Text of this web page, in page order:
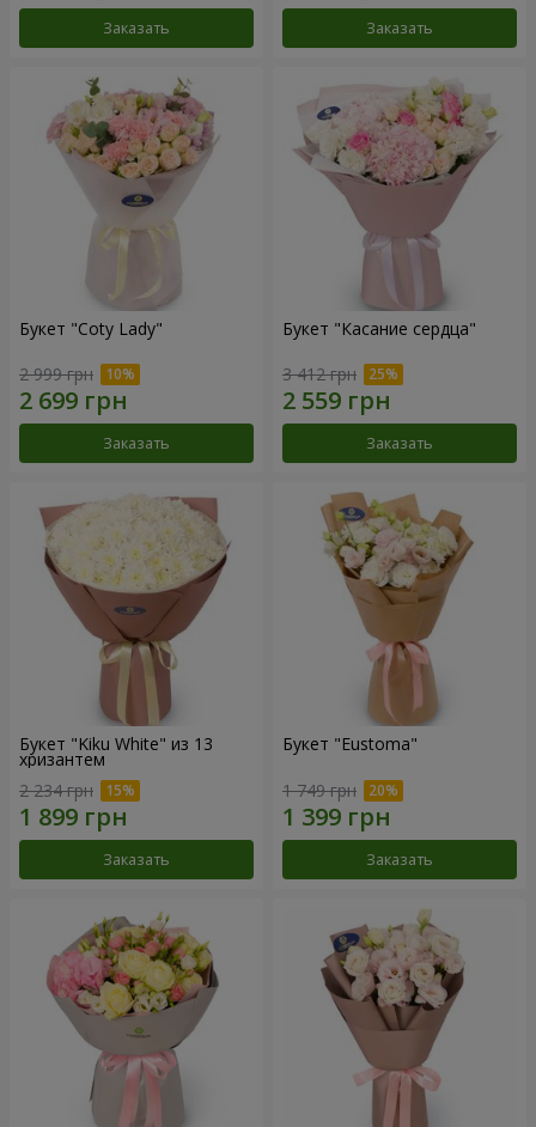
Заказать Заказать
Букет "Coty Lady"
2 999 грн
Заказать
Букет "Касание сердца"
3 412 грн
Заказать
Букет "Kiku White" из 13
хризантем
2 234 грн
Заказать
Букет "Eustoma"
1 749 грн
Заказать